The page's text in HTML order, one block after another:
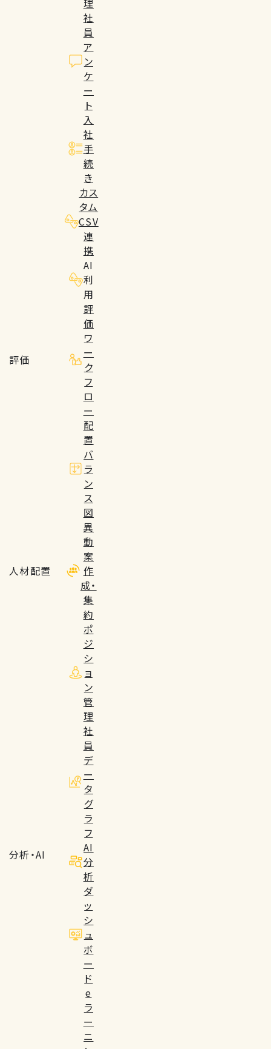
理
社
員
ア
ン
ケ
ー
ト
入
社
手
続
き
カス
タム
CSV
連
携
AI
利
用
評価
評
価
ワ
ー
ク
フ
ロ
ー
人材配置
配
置
バ
ラ
ン
ス
図
異
動
案
作
成・
集
約
ポ
ジ
シ
ョ
ン
管
理
分析・AI
社
員
デ
ー
タ
グ
ラ
フ
AI
分
析
ダ
ッ
シ
ュ
ボ
ー
ド
e
ラ
ー
ニ